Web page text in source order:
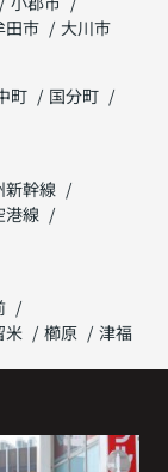
田市
大川市
町
国分町
新幹線
港線
米 櫛原 津福